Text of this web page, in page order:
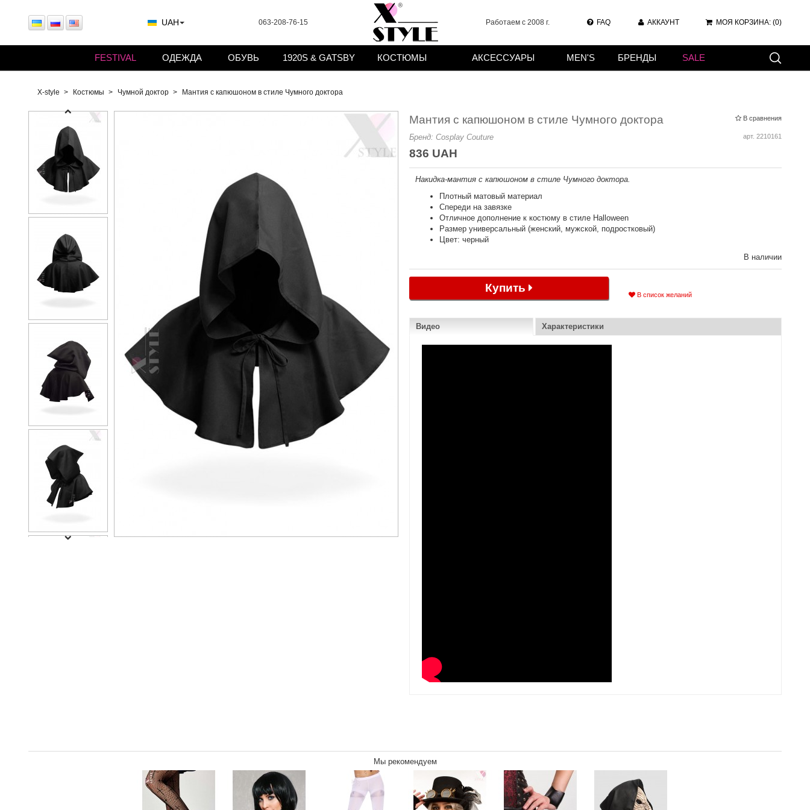
UAH 063-208-76-15 Работаем с 2008 г. FAQ АККАУНТ МОЯ КОРЗИНА: (0)
X-style Костюмы Чумной доктор Мантия с капюшоном в стиле Чумного доктора
В сравнения
Мантия с капюшоном в стиле Чумного доктора
арт. 2210161
Бренд: Cosplay Couture
836 UAH
Накидка-мантия с капюшоном в стиле Чумного доктора.
Плотный матовый материал
Спереди на завязке
Отличное дополнение к костюму в стиле Halloween
Размер универсальный (женский, мужской, подростковый)
Цвет: черный
В наличии
Купить
В список желаний
Видео Характеристики
Мы рекомендуем
FESTIVAL ОДЕЖДА ОБУВЬ 1920S & GATSBY КОСТЮМЫ АКСЕССУАРЫ MEN'S БРЕНДЫ SALE